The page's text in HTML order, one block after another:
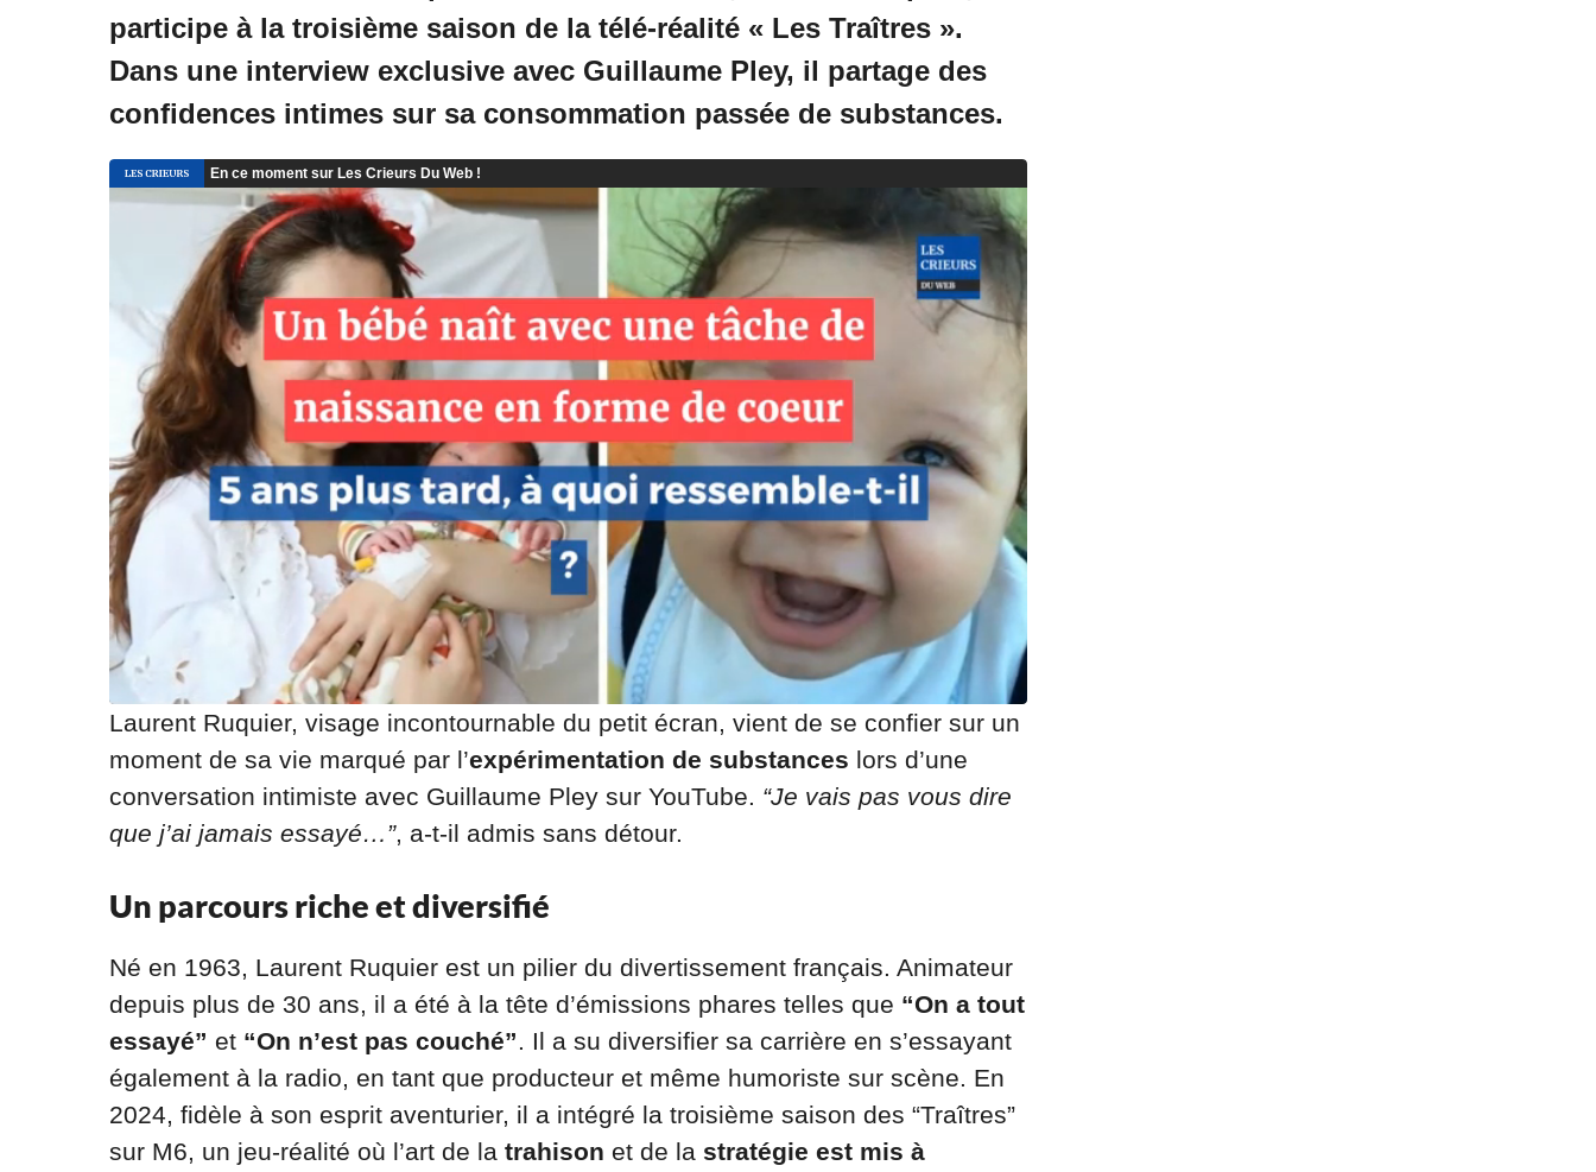
0
2
4
1
:
2
participe à la troisième saison de la télé-réalité « Les Traîtres ».
Dans une interview exclusive avec Guillaume Pley, il partage des
confidences intimes sur sa consommation passée de substances.
Laurent Ruquier, visage incontournable du petit écran, vient de se confier sur un
moment de sa vie marqué par l’expérimentation de substances lors d’une
conversation intimiste avec Guillaume Pley sur YouTube. “Je vais pas vous dire
que j’ai jamais essayé…”, a-t-il admis sans détour.
Un parcours riche et diversifié
Né en 1963, Laurent Ruquier est un pilier du divertissement français. Animateur
depuis plus de 30 ans, il a été à la tête d’émissions phares telles que “On a tout
essayé” et “On n’est pas couché” . Il a su diversifier sa carrière en s’essayant
également à la radio, en tant que producteur et même humoriste sur scène. En
2024, fidèle à son esprit aventurier, il a intégré la troisième saison des “Traîtres”
sur M6, un jeu-réalité où l’art de la trahison et de la stratégie est mis à